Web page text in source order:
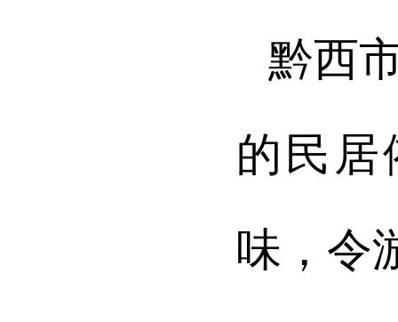
黔西
的民居
味，令